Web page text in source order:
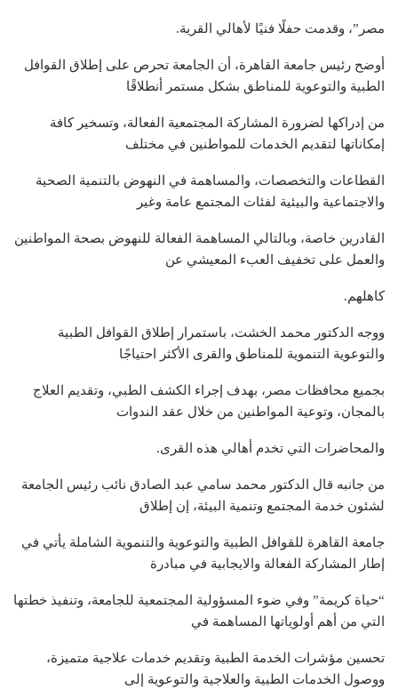
مصر”، وقدمت حفلًا فنيًا لأهالي القرية.
أوضح رئيس جامعة القاهرة، أن الجامعة تحرص على إطلاق القوافل
الطبية والتوعوية للمناطق بشكل مستمر أنطلاقًا
من إدراكها لضرورة المشاركة المجتمعية الفعالة، وتسخير كافة
إمكاناتها لتقديم الخدمات للمواطنين في مختلف
القطاعات والتخصصات، والمساهمة في النهوض بالتنمية الصحية
والاجتماعية والبيئية لفئات المجتمع عامة وغير
القادرين خاصة، وبالتالي المساهمة الفعالة للنهوض بصحة المواطنين
والعمل على تخفيف العبء المعيشي عن
كاهلهم.
ووجه الدكتور محمد الخشت، باستمرار إطلاق القوافل الطبية
والتوعوية التنموية للمناطق والقرى الأكثر احتياجًا
بجميع محافظات مصر، بهدف إجراء الكشف الطبي، وتقديم العلاج
بالمجان، وتوعية المواطنين من خلال عقد الندوات
والمحاضرات التي تخدم أهالي هذه القرى.
من جانبه قال الدكتور محمد سامي عبد الصادق نائب رئيس الجامعة
لشئون خدمة المجتمع وتنمية البيئة، إن إطلاق
جامعة القاهرة للقوافل الطبية والتوعوية والتنموية الشاملة يأتي في
إطار المشاركة الفعالة والايجابية في مبادرة
“حياة كريمة” وفي ضوء المسؤولية المجتمعية للجامعة، وتنفيذ خطتها
التي من أهم أولوياتها المساهمة في
تحسين مؤشرات الخدمة الطبية وتقديم خدمات علاجية متميزة،
ووصول الخدمات الطبية والعلاجية والتوعوية إلى